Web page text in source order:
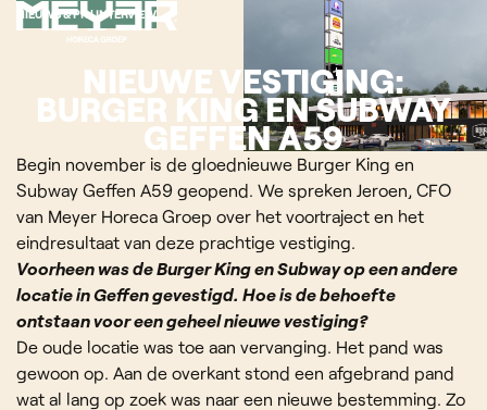
NIEUWS & PR | INTERVIEW
NIEUWE VESTIGING:
BURGER KING EN SUBWAY
GEFFEN A59
Begin november is de gloednieuwe Burger King en
Subway Geffen A59 geopend. We spreken Jeroen, CFO
van Meyer Horeca Groep over het voortraject en het
eindresultaat van deze prachtige vestiging.
Voorheen was de Burger King en Subway op een andere
locatie in Geffen gevestigd. Hoe is de behoefte
ontstaan voor een geheel nieuwe vestiging?
De oude locatie was toe aan vervanging. Het pand was
gewoon op. Aan de overkant stond een afgebrand pand
wat al lang op zoek was naar een nieuwe bestemming. Zo